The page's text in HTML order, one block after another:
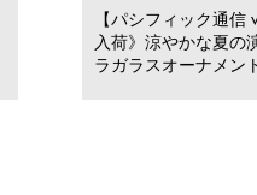
【パシフィック通信
入荷》涼やかな夏の
ラガラスオーナメン